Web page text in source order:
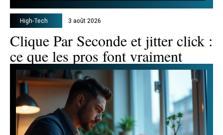
High-Tech 3 août 2026
Clique Par Seconde et jitter click :
ce que les pros font vraiment